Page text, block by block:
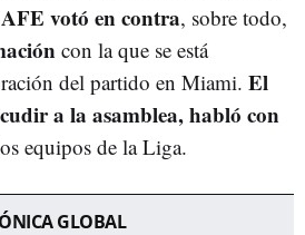
AFE votó en contra, sobre todo,
con la que se está
del partido en Miami. El
a la asamblea, habló con
equipos de la Liga.
GLOBAL